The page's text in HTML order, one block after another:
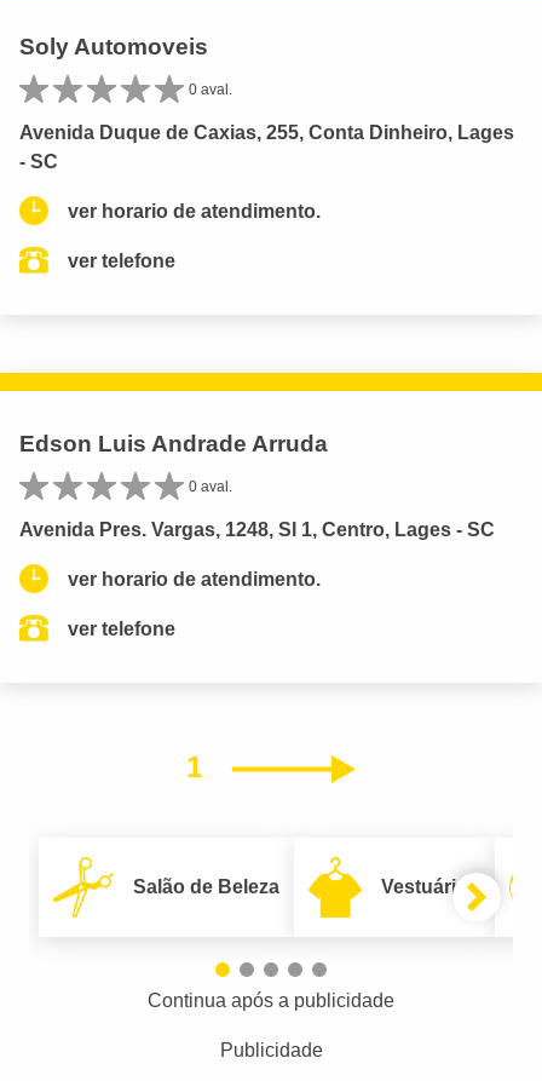
Soly Automoveis
0 aval.
Avenida Duque de Caxias, 255, Conta Dinheiro, Lages
- SC
ver horario de atendimento.
ver telefone
Edson Luis Andrade Arruda
0 aval.
Avenida Pres. Vargas, 1248, Sl 1, Centro, Lages - SC
ver horario de atendimento.
ver telefone
1 Próximo
Salão de Beleza Vestuário
Continua após a publicidade
Publicidade